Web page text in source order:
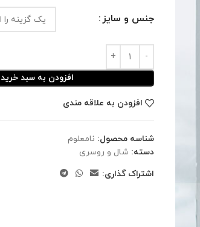
جنس و سایز
افزودن به سبد خرید
افزودن به علاقه مندی
شناسه محصول: نامعلوم
دسته: شال و روسری
اشتراک گذاری: